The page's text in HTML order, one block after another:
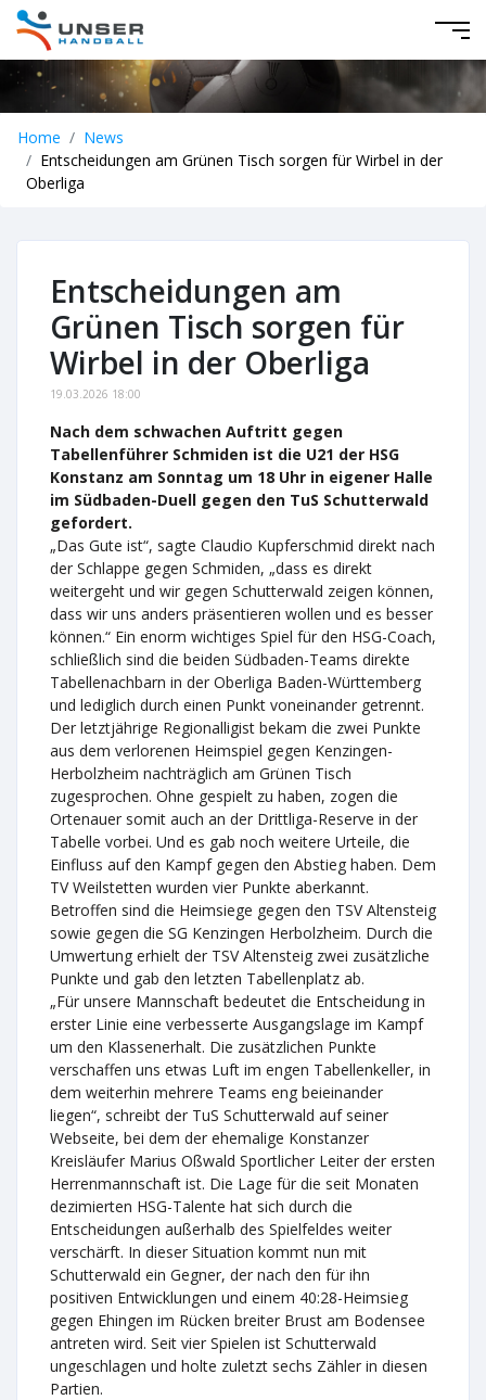
Home
News
Entscheidungen am Grünen Tisch sorgen für Wirbel in der
Oberliga
Entscheidungen am
Grünen Tisch sorgen für
Wirbel in der Oberliga
19.03.2026 18:00
Nach dem schwachen Auftritt gegen
Tabellenführer Schmiden ist die U21 der HSG
Konstanz am Sonntag um 18 Uhr in eigener Halle
im Südbaden-Duell gegen den TuS Schutterwald
gefordert.
„Das Gute ist“, sagte Claudio Kupferschmid direkt nach
der Schlappe gegen Schmiden, „dass es direkt
weitergeht und wir gegen Schutterwald zeigen können,
dass wir uns anders präsentieren wollen und es besser
können.“ Ein enorm wichtiges Spiel für den HSG-Coach,
schließlich sind die beiden Südbaden-Teams direkte
Tabellenachbarn in der Oberliga Baden-Württemberg
und lediglich durch einen Punkt voneinander getrennt.
Der letztjährige Regionalligist bekam die zwei Punkte
aus dem verlorenen Heimspiel gegen Kenzingen-
Herbolzheim nachträglich am Grünen Tisch
zugesprochen. Ohne gespielt zu haben, zogen die
Ortenauer somit auch an der Drittliga-Reserve in der
Tabelle vorbei. Und es gab noch weitere Urteile, die
Einfluss auf den Kampf gegen den Abstieg haben. Dem
TV Weilstetten wurden vier Punkte aberkannt.
Betroffen sind die Heimsiege gegen den TSV Altensteig
sowie gegen die SG Kenzingen Herbolzheim. Durch die
Umwertung erhielt der TSV Altensteig zwei zusätzliche
Punkte und gab den letzten Tabellenplatz ab.
„Für unsere Mannschaft bedeutet die Entscheidung in
erster Linie eine verbesserte Ausgangslage im Kampf
um den Klassenerhalt. Die zusätzlichen Punkte
verschaffen uns etwas Luft im engen Tabellenkeller, in
dem weiterhin mehrere Teams eng beieinander
liegen“, schreibt der TuS Schutterwald auf seiner
Webseite, bei dem der ehemalige Konstanzer
Kreisläufer Marius Oßwald Sportlicher Leiter der ersten
Herrenmannschaft ist. Die Lage für die seit Monaten
dezimierten HSG-Talente hat sich durch die
Entscheidungen außerhalb des Spielfeldes weiter
verschärft. In dieser Situation kommt nun mit
Schutterwald ein Gegner, der nach den für ihn
positiven Entwicklungen und einem 40:28-Heimsieg
gegen Ehingen im Rücken breiter Brust am Bodensee
antreten wird. Seit vier Spielen ist Schutterwald
ungeschlagen und holte zuletzt sechs Zähler in diesen
Partien.